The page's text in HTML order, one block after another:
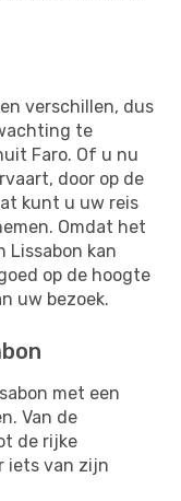
verschillen, dus
te
Faro. Of u nu
door op de
kunt u uw reis
Omdat het
kan
op de hoogte
uw bezoek.
met een
Van de
de rijke
iets van zijn